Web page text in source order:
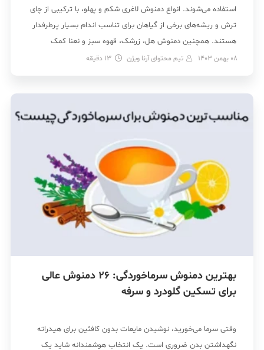
استفاده می‌شوند. انواع دمنوش لاغری شکم و پهلو، با ترکیبی از چای
ترش و ریشه‌های برخی از گیاهان برای تناسب اندام بسیار پرطرفدار
هستند. همچنین دمنوش هل، زرشک، قهوه سبز و نعنا کمک
فراوانی در کاهش […]
08 بهمن 1403 تیم محتوای آرنا ویژن 13 دقیقه
بهترین دمنوش سرماخوردگی: 26 دمنوش عالی
برای تسکین گلودرد و سرفه
وقتی سرما می‌خورید، نوشیدن مایعات بدون کافئین برای هیدراته
نگهداشتن بدن ضروری است. یک انتخاب هوشمندانه شاید یک